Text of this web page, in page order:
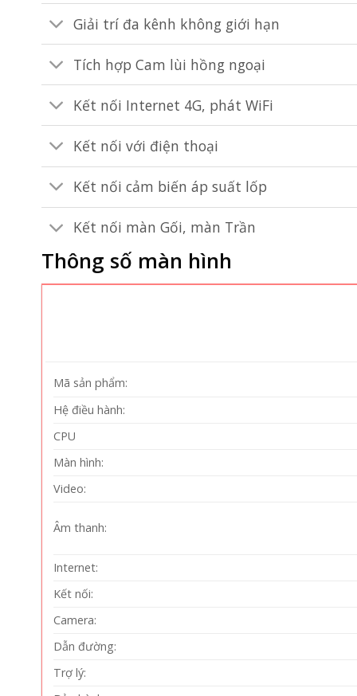
Giải trí đa kênh không giới hạn
Tích hợp Cam lùi hồng ngoại
Kết nối Internet 4G, phát WiFi
Kết nối với điện thoại
Kết nối cảm biến áp suất lốp
Kết nối màn Gối, màn Trần
Thông số màn hình
Mã sản phẩm:
Hệ điều hành:
CPU
Màn hình:
Video:
Âm thanh:
Internet:
Kết nối:
Camera:
Dẫn đường:
Trợ lý: